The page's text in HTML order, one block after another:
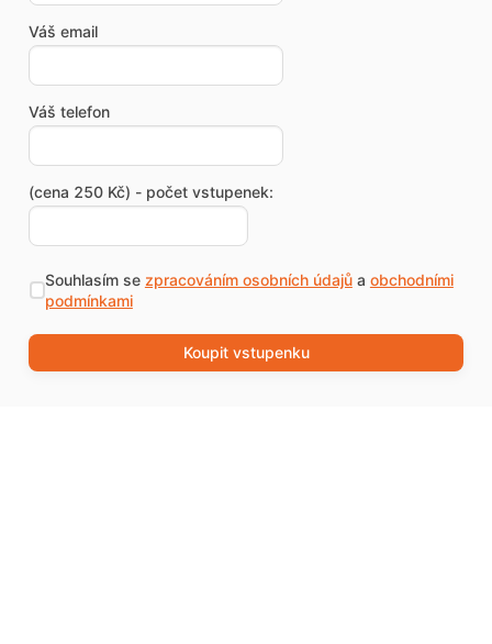
Váš email
Váš telefon
(cena 250 Kč) - počet vstupenek:
Souhlasím se zpracováním osobních údajůa obchodními
podmínkami
Koupit vstupenku